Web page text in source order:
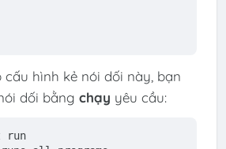
cấu hình kẻ nói dối này, bạn
dối bằng chạy yêu cầu:
run